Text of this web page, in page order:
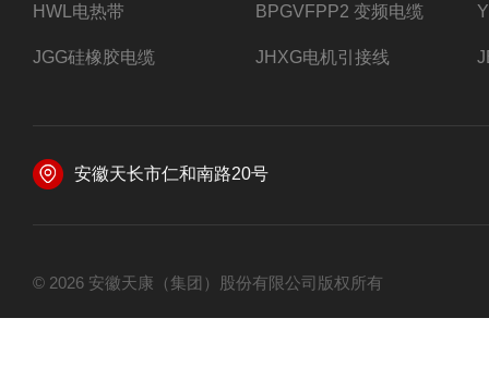
HWL电热带 BPGVFPP2 变频电缆
JGG硅橡胶电缆 JHXG电机引接线
安徽天长市仁和南路20号
© 2026 安徽天康（集团）股份有限公司版权所有